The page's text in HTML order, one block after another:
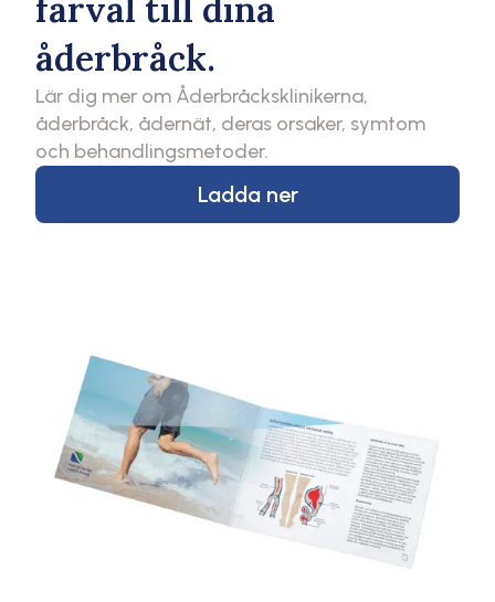
farväl till dina
åderbråck.
Lär dig mer om Åderbråcksklinikerna,
åderbråck, ådernät, deras orsaker, symtom
och behandlingsmetoder.
Ladda ner